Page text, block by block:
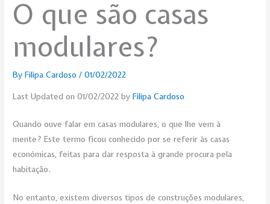
O que são casas
modulares?
ByFilipa Cardoso/01/02/2022
Last Updated on 01/02/2022 byFilipa Cardoso
Quando ouve falar em casas modulares, o que lhe vem à
mente? Este termo ficou conhecido por se referir às casas
económicas, feitas para dar resposta à grande procura pela
habitação.
No entanto, existem diversos tipos de construções modulares,